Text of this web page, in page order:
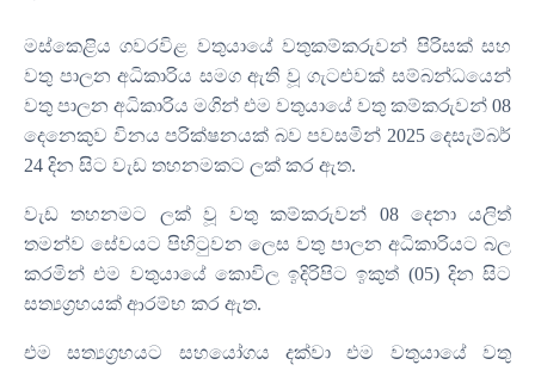
මස්කෙළිය ගවරවිළ වතුයායේ වතුකම්කරුවන් පිරිසක් සහ
වතු පාලන අධිකාරිය සමග ඇති වූ ගැටළුවක් සම්බන්ධයෙන්
වතු පාලන අධිකාරිය මගින් එම වතුයායේ වතු කම්කරුවන් 08
දෙනෙකුව විනය පරික්ෂනයක් බව පවසමින් 2025 දෙසැම්බර්
24 දින සිට වැඩ තහනමකට ලක් කර ඇත.
වැඩ තහනමට ලක් වූ වතු කම්කරුවන් 08 දෙනා යලිත්
තමන්ව සේවයට පිහිටුවන ලෙස වතු පාලන අධිකාරියට බල
කරමින් එම වතුයායේ කොවිල ඉදිරිපිට ඉකුත් (05) දින සිට
සත්‍යග්‍රහයක් ආරම්භ කර ඇත.
එම සත්‍යග්‍රහයට සහයෝගය දක්වා එම වතුයායේ වතු